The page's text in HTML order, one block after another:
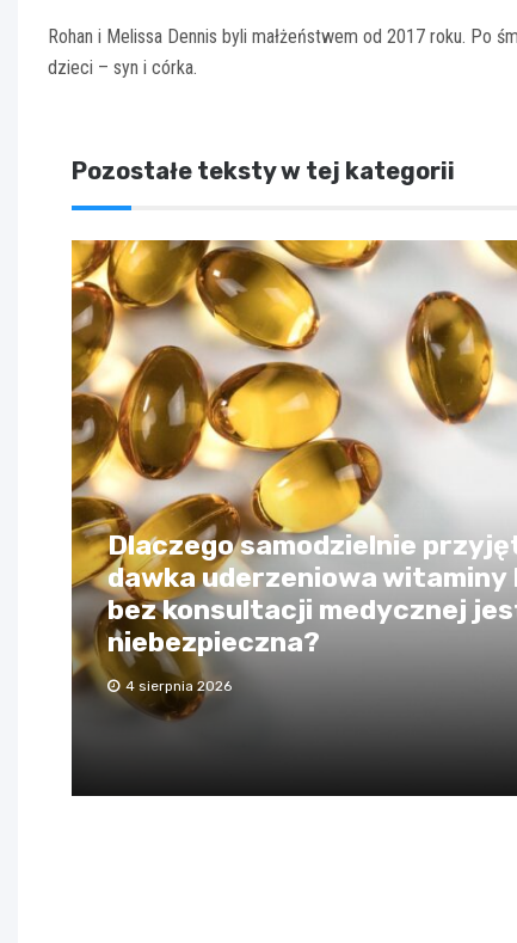
Rohan i Melissa Dennis byli małżeństwem od 2017 roku. Po
dzieci – syn i córka.
Pozostałe teksty w tej kategorii
Dlaczego samodzielnie
dawka uderzeniowa witaminy
bez konsultacji medycznej
niebezpieczna?
4 sierpnia 2026